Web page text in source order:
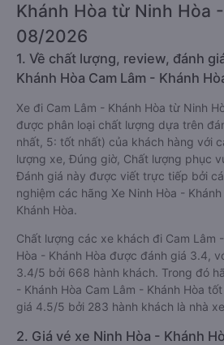
Khánh Hòa từ Ninh Hòa
08/2026
1. Về chất lượng, review, đánh
Khánh Hòa Cam Lâm - Khánh
Xe đi Cam Lâm - Khánh Hòa từ Ninh
được phân loại chất lượng dựa trên
nhất, 5: tốt nhất) của khách hàng với
lượng xe, Đúng giờ, Chất lượng phục
Đánh giá này được viết trực tiếp bởi
nghiệm các hãng Xe Ninh Hòa -
Khánh Hòa.
Chất lượng các xe khách đi Cam Lâm
Hòa - Khánh Hòa được đánh giá 3.4,
3.4/5 bởi 668 hành khách. Trong đó
- Khánh Hòa Cam Lâm - Khánh Hòa
giá 4.5/5 bởi 283 hành khách là nhà
2. Giá vé xe Ninh Hòa - Khánh